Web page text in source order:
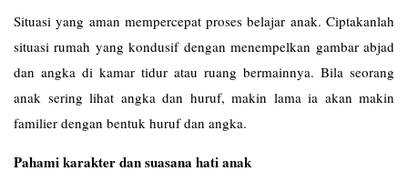
Situasi yang aman mempercepat proses belajar anak. Ciptakanlah
situasi rumah yang kondusif dengan menempelkan gambar abjad
dan angka di kamar tidur atau ruang bermainnya. Bila seorang
anak sering lihat angka dan huruf, makin lama ia akan makin
familier dengan bentuk huruf dan angka.
Pahami karakter dan suasana hati anak